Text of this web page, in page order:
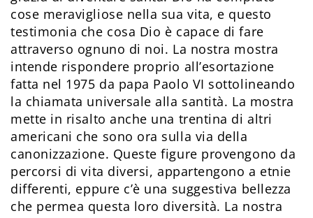
cose meravigliose nella sua vita, e questo
testimonia che cosa Dio è capace di fare
attraverso ognuno di noi. La nostra mostra
intende rispondere proprio all’esortazione
fatta nel 1975 da papa Paolo VI sottolineando
la chiamata universale alla santità. La mostra
mette in risalto anche una trentina di altri
americani che sono ora sulla via della
canonizzazione. Queste figure provengono da
percorsi di vita diversi, appartengono a etnie
differenti, eppure c’è una suggestiva bellezza
che permea questa loro diversità. La nostra